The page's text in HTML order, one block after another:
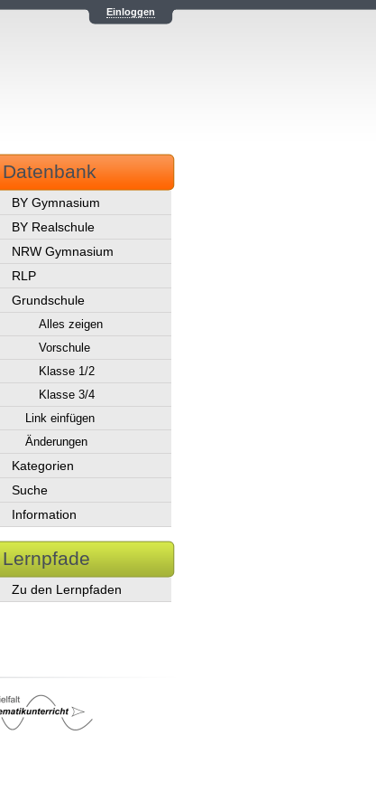
Einloggen
Datenbank
BY Gymnasium
BY Realschule
NRW Gymnasium
RLP
Grundschule
Alles zeigen
Vorschule
Klasse 1/2
Klasse 3/4
Link einfügen
Änderungen
Kategorien
Suche
Information
Lernpfade
Zu den Lernpfaden